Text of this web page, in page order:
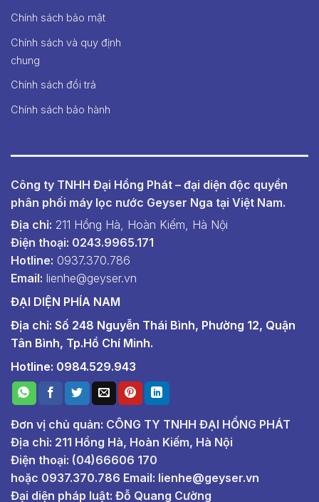
Chính sách bảo mật
Chính sách và quy định
chung
Chính sách đổi trả
Chính sách bảo hành
Công ty TNHH Đại Hồng Phát – đại diện độc quyền
phân phối máy lọc nước Geyser Nga tại Việt Nam.
Địa chỉ: 211 Hồng Hà, Hoàn Kiếm, Hà Nội
Điện thoại: 0243.9965.171
Hotline: 0937.370.786
Email: lienhe@geyser.vn
ĐẠI DIỆN PHÍA NAM
Địa chỉ: Số 248 Nguyễn Thái Bình, Phường 12, Quận
Tân Bình, Tp.Hồ Chí Minh.
Hotline: 0984.529.943
Đơn vị chủ quản: CÔNG TY TNHH ĐẠI HỒNG PHÁT
Địa chỉ: 211 Hồng Hà, Hoàn Kiếm, Hà Nội
Điện thoại: (04)66606 170
hoặc 0937.370.786 Email: lienhe@geyser.vn
Đại diện pháp luật: Đỗ Quang Cường